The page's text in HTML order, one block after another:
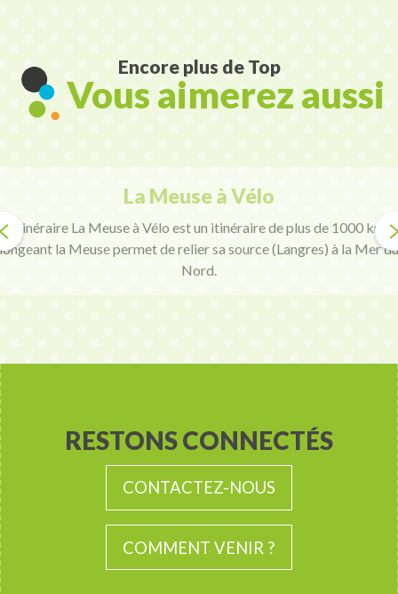
Encore plus de Top
Vous aimerez aussi
La Meuse à Vélo
itinéraire La Meuse à Vélo est un itinéraire de plus de 1000 km
longeant la Meuse permet de relier sa source (Langres) à la Mer du
Nord.
RESTONS CONNECTÉS
CONTACTEZ-NOUS
COMMENT VENIR ?